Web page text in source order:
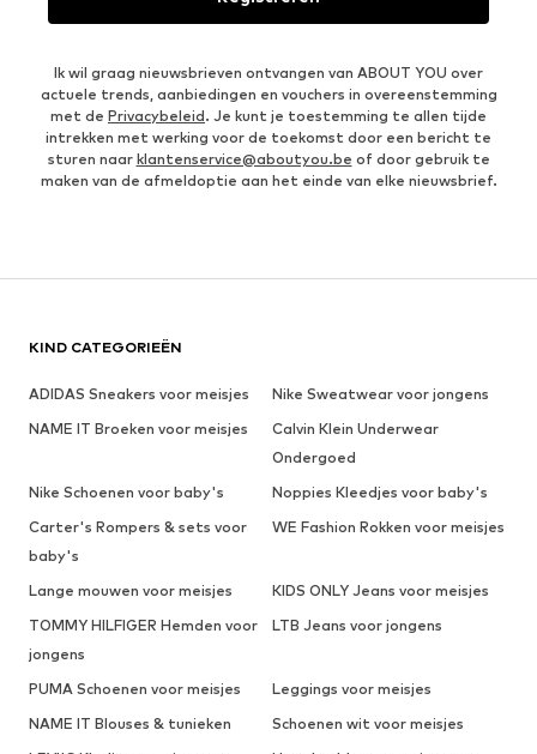
Ik wil graag nieuwsbrieven ontvangen van ABOUT YOU over
actuele trends, aanbiedingen en vouchers in overeenstemming
met de Privacybeleid. Je kunt je toestemming te allen tijde
intrekken met werking voor de toekomst door een bericht te
sturen naar klantenservice@aboutyou.be of door gebruik te
maken van de afmeldoptie aan het einde van elke nieuwsbrief.
KIND CATEGORIEËN
ADIDAS Sneakers voor meisjes
Nike Sweatwear voor jongens
NAME IT Broeken voor meisjes
Calvin Klein Underwear
Ondergoed
Nike Schoenen voor baby's
Noppies Kleedjes voor baby's
Carter's Rompers & sets voor
baby's
WE Fashion Rokken voor meisjes
Lange mouwen voor meisjes
KIDS ONLY Jeans voor meisjes
TOMMY HILFIGER Hemden voor
jongens
LTB Jeans voor jongens
PUMA Schoenen voor meisjes
Leggings voor meisjes
NAME IT Blouses & tunieken
Schoenen wit voor meisjes